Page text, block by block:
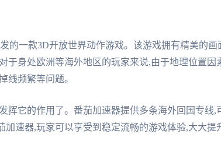
的一款3D开放世界动作游戏。该游戏拥有精美的
于身处欧洲等海外地区的玩家来说,由于地理位置因
线频繁等问题。
挥它的作用了。番茄加速器提供多条海外回国专线,
加速器,玩家可以享受到稳定流畅的游戏体验,大大提